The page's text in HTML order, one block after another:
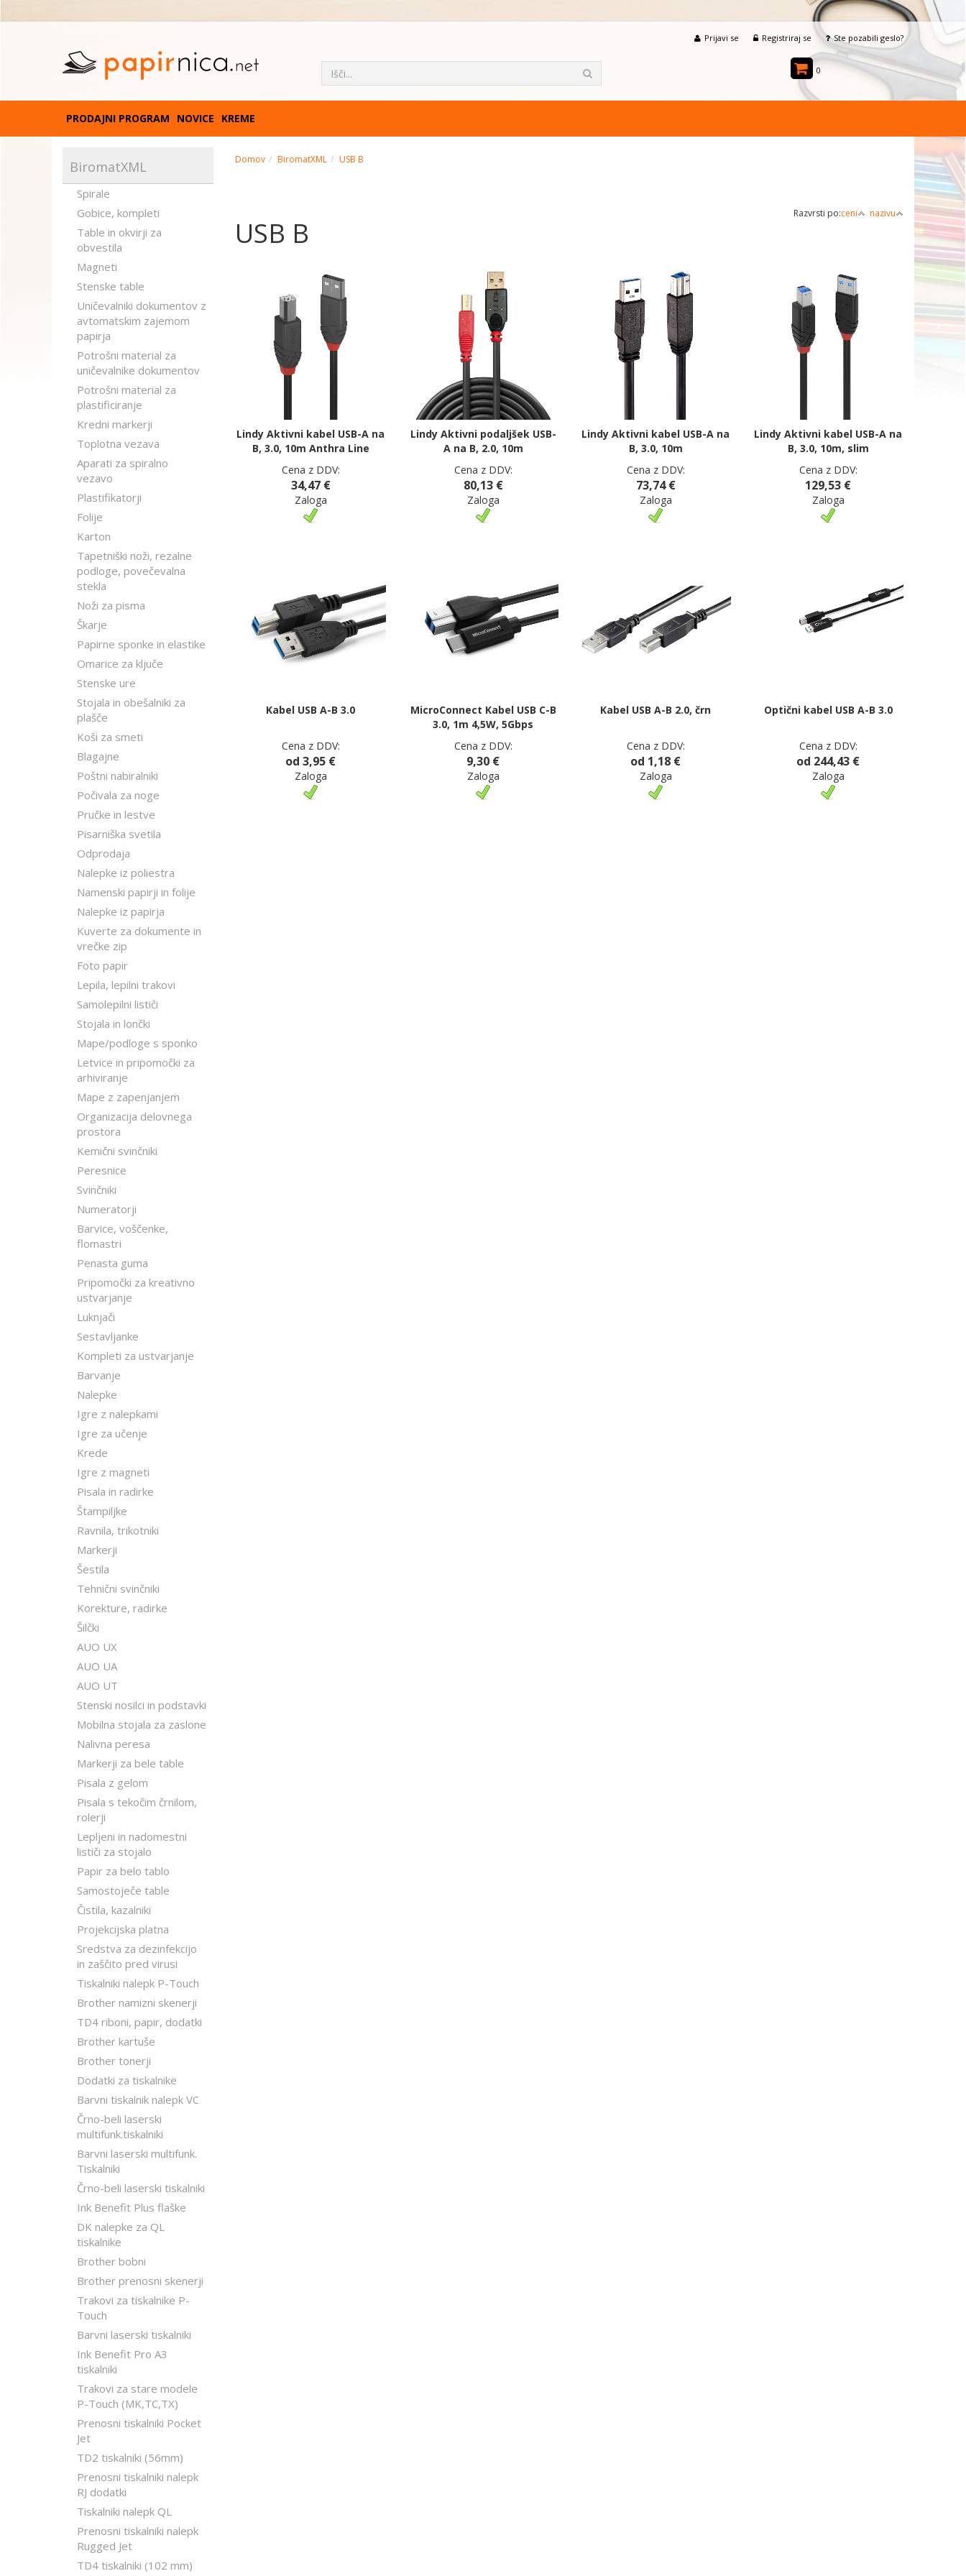
Prijavi se Registriraj se Ste pozabili geslo?
0
PRODAJNI PROGRAM NOVICE KREME
BiromatXML
Spirale
Gobice, kompleti
Table in okvirji za
obvestila
Magneti
Stenske table
Uničevalniki dokumentov z
avtomatskim zajemom
papirja
Potrošni material za
uničevalnike dokumentov
Potrošni material za
plastificiranje
Kredni markerji
Toplotna vezava
Aparati za spiralno
vezavo
Plastifikatorji
Folije
Karton
Tapetniški noži, rezalne
podloge, povečevalna
stekla
Noži za pisma
Škarje
Papirne sponke in elastike
Omarice za ključe
Stenske ure
Stojala in obešalniki za
plašče
Koši za smeti
Blagajne
Poštni nabiralniki
Počivala za noge
Pručke in lestve
Pisarniška svetila
Odprodaja
Nalepke iz poliestra
Namenski papirji in folije
Nalepke iz papirja
Kuverte za dokumente in
vrečke zip
Foto papir
Lepila, lepilni trakovi
Samolepilni lističi
Stojala in lončki
Mape/podloge s sponko
Letvice in pripomočki za
arhiviranje
Mape z zapenjanjem
Organizacija delovnega
prostora
Kemični svinčniki
Peresnice
Svinčniki
Numeratorji
Barvice, voščenke,
flomastri
Penasta guma
Pripomočki za kreativno
ustvarjanje
Luknjači
Sestavljanke
Kompleti za ustvarjanje
Barvanje
Nalepke
Igre z nalepkami
Igre za učenje
Krede
Igre z magneti
Pisala in radirke
Štampiljke
Ravnila, trikotniki
Markerji
Šestila
Tehnični svinčniki
Korekture, radirke
Šilčki
AUO UX
AUO UA
AUO UT
Stenski nosilci in podstavki
Mobilna stojala za zaslone
Nalivna peresa
Markerji za bele table
Pisala z gelom
Pisala s tekočim črnilom,
rolerji
Lepljeni in nadomestni
lističi za stojalo
Papir za belo tablo
Samostoječe table
Čistila, kazalniki
Projekcijska platna
Sredstva za dezinfekcijo
in zaščito pred virusi
Tiskalniki nalepk P-Touch
Brother namizni skenerji
TD4 riboni, papir, dodatki
Brother kartuše
Brother tonerji
Dodatki za tiskalnike
Barvni tiskalnik nalepk VC
Črno-beli laserski
multifunk.tiskalniki
Barvni laserski multifunk.
Tiskalniki
Črno-beli laserski tiskalniki
Ink Benefit Plus flaške
DK nalepke za QL
tiskalnike
Brother bobni
Brother prenosni skenerji
Trakovi za tiskalnike P-
Touch
Barvni laserski tiskalniki
Ink Benefit Pro A3
tiskalniki
Trakovi za stare modele
P-Touch (MK,TC,TX)
Prenosni tiskalniki Pocket
Jet
TD2 tiskalniki (56mm)
Prenosni tiskalniki nalepk
RJ dodatki
Tiskalniki nalepk QL
Prenosni tiskalniki nalepk
Rugged Jet
TD4 tiskalniki (102 mm)
Domov BiromatXML USB B
Razvrsti po:ceni nazivu
USB B
Lindy Aktivni kabel USB-A na
B, 3.0, 10m Anthra Line
Cena z DDV:
34,47 €
Zaloga
Lindy Aktivni podaljšek USB-
A na B, 2.0, 10m
Cena z DDV:
80,13 €
Zaloga
Lindy Aktivni kabel USB-A na
B, 3.0, 10m
Cena z DDV:
73,74 €
Zaloga
Lindy Aktivni kabel USB-A na
B, 3.0, 10m, slim
Cena z DDV:
129,53 €
Zaloga
Kabel USB A-B 3.0
Cena z DDV:
od 3,95 €
Zaloga
MicroConnect Kabel USB C-B
3.0, 1m 4,5W, 5Gbps
Cena z DDV:
9,30 €
Zaloga
Kabel USB A-B 2.0, črn
Cena z DDV:
od 1,18 €
Zaloga
Optični kabel USB A-B 3.0
Cena z DDV:
od 244,43 €
Zaloga